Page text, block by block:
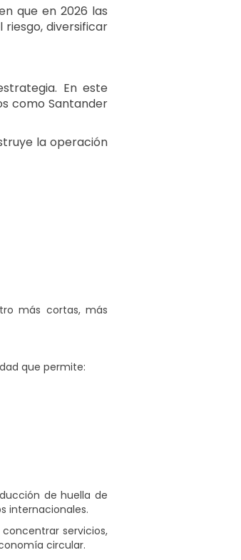
que en 2026 las
diversificar
En este
como Santander
la operación
más cortas, más
que permite:
de huella de
internacionales.
servicios,
circular.